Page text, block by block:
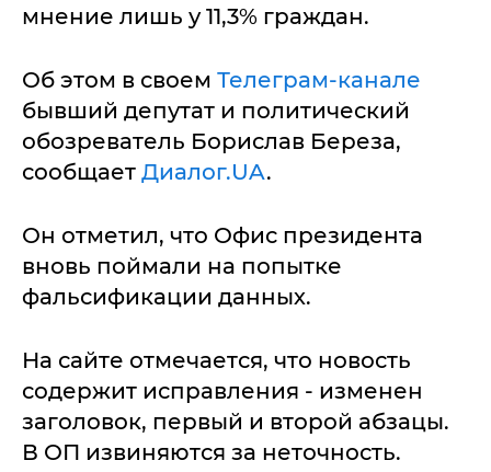
мнение лишь у 11,3% граждан.
Об этом в своем Телеграм-канале
бывший депутат и политический
обозреватель Борислав Береза,
сообщает Диалог.UA.
Он отметил, что Офис президента
вновь поймали на попытке
фальсификации данных.
На сайте отмечается, что новость
содержит исправления - изменен
заголовок, первый и второй абзацы.
В ОП извиняются за неточность.